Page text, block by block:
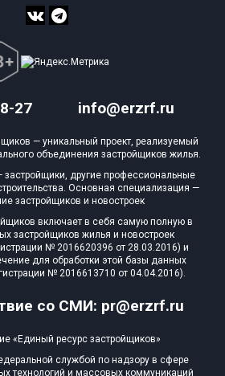
27 info@erzrf.ru
со СМИ: pr@erzrf.ru
— уникальный проект, реализуемый
объединения застройщиков жилья.
другие профессиональные
Основная специализация —
застройщиков и новостроек
включает в себя самую полную в
застройщиков жилья и новостроек
№ 2016620396 от 28.03.2016) и
для обработки этой базы данных
№ 2016613710 от 04.04.2016).
«Единый ресурс застройщиков»
службой по надзору в сфере
технологий и массовых коммуникаций